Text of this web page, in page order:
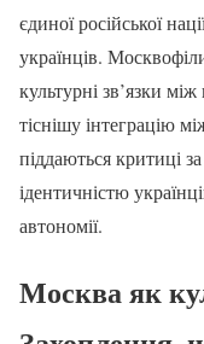
єдиної російської
українців.
культурні зв’язки
тіснішу інтеграцію
піддаються критиці
ідентичністю
автономії.
Москва як